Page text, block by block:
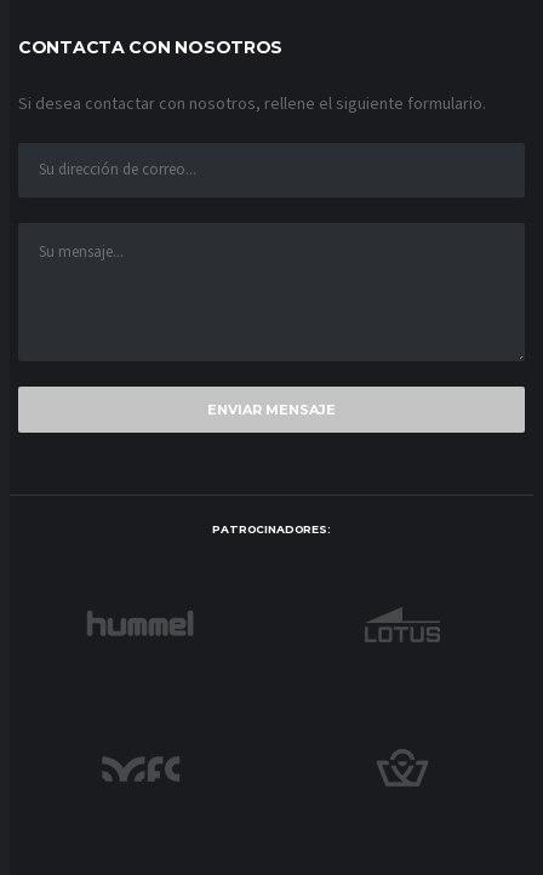
CONTACTA CON NOSOTROS
Si desea contactar con nosotros, rellene el siguiente formulario.
PATROCINADORES: